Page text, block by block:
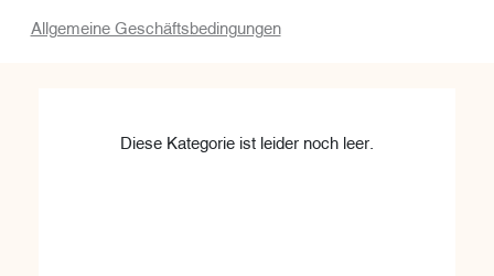
Allgemeine Geschäftsbedingungen
Diese Kategorie ist leider noch leer.